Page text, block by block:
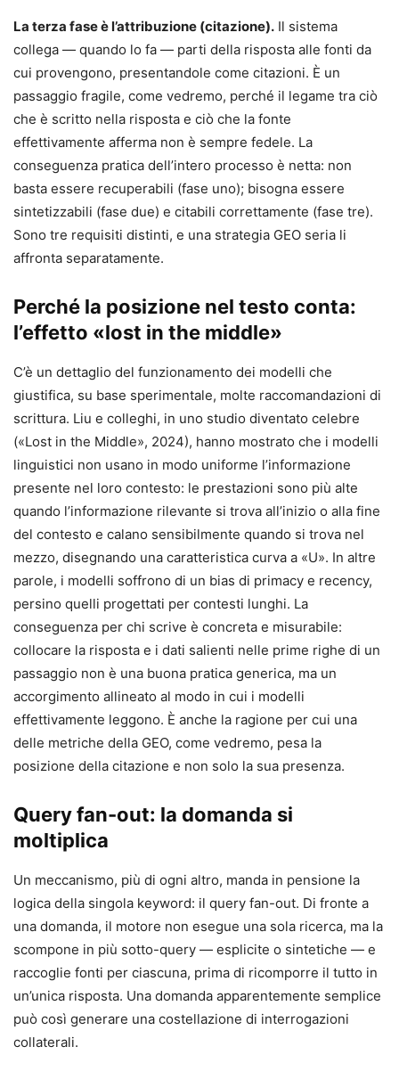
La terza fase è l’attribuzione (citazione). Il sistema
collega — quando lo fa — parti della risposta alle fonti da
cui provengono, presentandole come citazioni. È un
passaggio fragile, come vedremo, perché il legame tra ciò
che è scritto nella risposta e ciò che la fonte
effettivamente afferma non è sempre fedele. La
conseguenza pratica dell’intero processo è netta: non
basta essere recuperabili (fase uno); bisogna essere
sintetizzabili (fase due) e citabili correttamente (fase tre).
Sono tre requisiti distinti, e una strategia GEO seria li
affronta separatamente.
Perché la posizione nel testo conta:
l’effetto «lost in the middle»
C’è un dettaglio del funzionamento dei modelli che
giustifica, su base sperimentale, molte raccomandazioni di
scrittura. Liu e colleghi, in uno studio diventato celebre
(«Lost in the Middle», 2024), hanno mostrato che i modelli
linguistici non usano in modo uniforme l’informazione
presente nel loro contesto: le prestazioni sono più alte
quando l’informazione rilevante si trova all’inizio o alla fine
del contesto e calano sensibilmente quando si trova nel
mezzo, disegnando una caratteristica curva a «U». In altre
parole, i modelli soffrono di un bias di primacy e recency,
persino quelli progettati per contesti lunghi. La
conseguenza per chi scrive è concreta e misurabile:
collocare la risposta e i dati salienti nelle prime righe di un
passaggio non è una buona pratica generica, ma un
accorgimento allineato al modo in cui i modelli
effettivamente leggono. È anche la ragione per cui una
delle metriche della GEO, come vedremo, pesa la
posizione della citazione e non solo la sua presenza.
Query fan-out: la domanda si
moltiplica
Un meccanismo, più di ogni altro, manda in pensione la
logica della singola keyword: il query fan-out. Di fronte a
una domanda, il motore non esegue una sola ricerca, ma la
scompone in più sotto-query — esplicite o sintetiche — e
raccoglie fonti per ciascuna, prima di ricomporre il tutto in
un’unica risposta. Una domanda apparentemente semplice
può così generare una costellazione di interrogazioni
collaterali.